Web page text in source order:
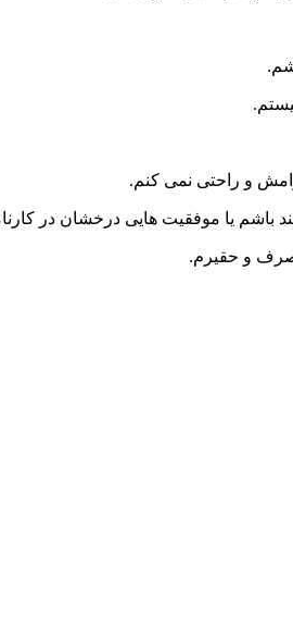
و راحتی نمی کنم.
باشم یا موفقیت هایی درخشان در
مصرف و حقیرم.